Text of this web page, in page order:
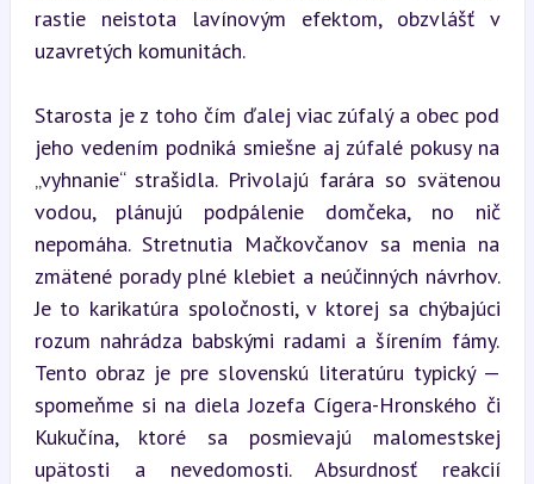
rastie neistota lavínovým efektom, obzvlášť v
uzavretých komunitách.
Starosta je z toho čím ďalej viac zúfalý a obec pod
jeho vedením podniká smiešne aj zúfalé pokusy na
„vyhnanie“ strašidla. Privolajú farára so svätenou
vodou, plánujú podpálenie domčeka, no nič
nepomáha. Stretnutia Mačkovčanov sa menia na
zmätené porady plné klebiet a neúčinných návrhov.
Je to karikatúra spoločnosti, v ktorej sa chýbajúci
rozum nahrádza babskými radami a šírením fámy.
Tento obraz je pre slovenskú literatúru typický —
spomeňme si na diela Jozefa Cígera-Hronského či
Kukučína, ktoré sa posmievajú malomestskej
upätosti a nevedomosti. Absurdnosť reakcií